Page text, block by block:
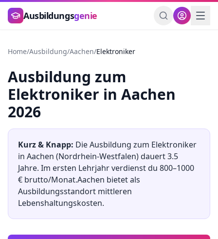
Zum Hauptinhalt springen
Ausbildungsgenie
Home/Ausbildung/Aachen/Elektroniker
Ausbildung zum
Elektroniker in Aachen
2026
Kurz & Knapp: Die Ausbildung zum Elektroniker
in Aachen (Nordrhein-Westfalen) dauert3.5
Jahre. Im ersten Lehrjahr verdienst du 800–1000
€ brutto/Monat.Aachen bietet als
Ausbildungsstandort mittleren
Lebenshaltungskosten.